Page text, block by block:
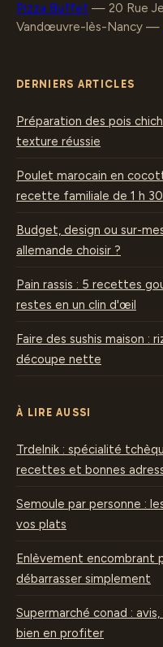
Pizza Buffet — 20 Rue
Vandœuvre-lès-Nancy —
DERNIERS ARTICLES
Préparation des pois
texture réussie
Poulet marocain en
recette familiale de 1 h 30
Budget, design ou sur-
allemande choisir ?
Pain rassis : 5 recettes
restes en un clin d'œil
Faire des sushis maison :
découpe nette
À LIRE AUSSI
Trdelnik : spécialité
recettes et bonnes
Semoule par personne :
vos plats
Enlèvement encombrant
débarrasser simplement
Supermarché conad :
bien en profiter